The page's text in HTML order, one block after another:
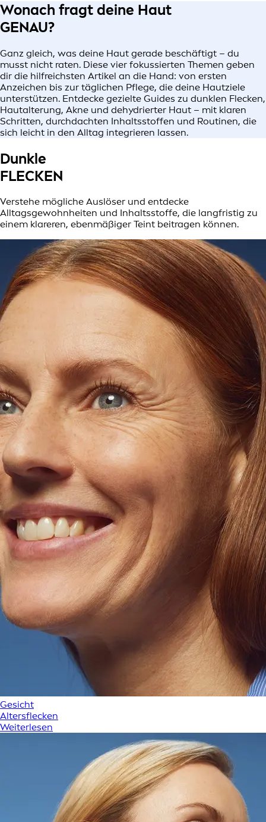
Wonach fragt deine Haut
GENAU?
Ganz gleich, was deine Haut gerade beschäftigt – du
musst nicht raten. Diese vier fokussierten Themen geben
dir die hilfreichsten Artikel an die Hand: von ersten
Anzeichen bis zur täglichen Pflege, die deine Hautziele
unterstützen. Entdecke gezielte Guides zu dunklen Flecken,
Hautalterung, Akne und dehydrierter Haut – mit klaren
Schritten, durchdachten Inhaltsstoffen und Routinen, die
sich leicht in den Alltag integrieren lassen.
Dunkle
FLECKEN
Verstehe mögliche Auslöser und entdecke
Alltagsgewohnheiten und Inhaltsstoffe, die langfristig zu
einem klareren, ebenmäßiger Teint beitragen können.
Gesicht
Altersflecken
Weiterlesen